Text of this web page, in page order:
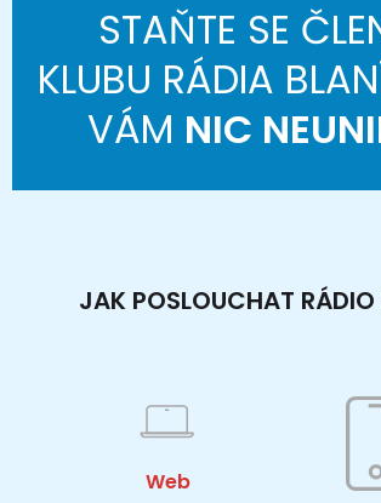
STAŇTE SE
KLUBU RÁDIA
VÁM NIC
JAK POSLOUCHAT
Web